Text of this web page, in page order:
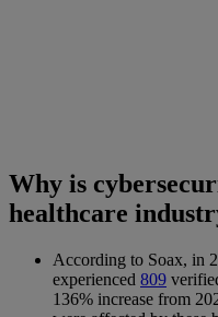
Why is
healthcare
According to Soax, in
experienced 809
136% increase from